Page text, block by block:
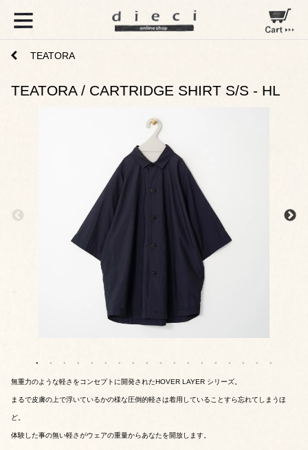
TEATORA
TEATORA / CARTRIDGE SHIRT S/S - HL
無重力のような軽さをコンセプトに開発されたHOVER LAYER シリーズ。
まるで皮膚の上で浮いているかの様な圧倒的軽さは着用していることすら忘れてしまうほ
ど。
体験した事の無い軽さがウェアの重量からあなたを開放します。